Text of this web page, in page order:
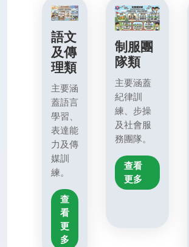
語文
及傳
理類
主要涵
蓋語言
學習、
表達能
力及傳
媒訓
練。
查
看
更
多
制服團
隊類
主要涵蓋
紀律訓
練、步操
及社會服
務團隊。
查看
更多